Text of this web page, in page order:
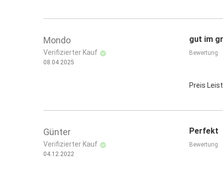
Mondo
Verifizierter Kauf
08.04.2025
gut im
Bewertung
Preis
Günter
Verifizierter Kauf
04.12.2022
Perfekt
Bewertung